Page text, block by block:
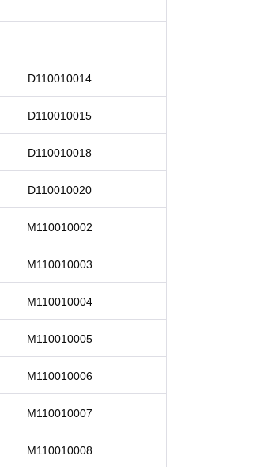
D110010014
D110010015
D110010018
D110010020
M110010002
M110010003
M110010004
M110010005
M110010006
M110010007
M110010008